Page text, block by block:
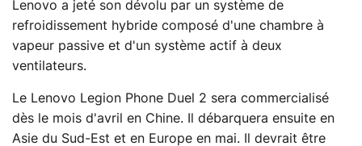
Lenovo a jeté son dévolu par un système de
refroidissement hybride composé d'une chambre à
vapeur passive et d'un système actif à deux
ventilateurs.
Le Lenovo Legion Phone Duel 2 sera commercialisé
dès le mois d'avril en Chine. Il débarquera ensuite en
Asie du Sud-Est et en Europe en mai. Il devrait être